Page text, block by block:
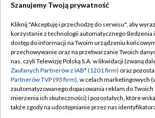
TVP
Abonament TVP
Emisja w TVP
Centrum informacji TVP
Naziemna Telewizja Cyfrowa
Regulamin TVP
Polityka prywatności
Moje zgody
Pomoc
Szanujemy Twoją prywatność
Kliknij "Akceptuję i przechodzę do serwisu", aby
korzystanie z technologii automatycznego śledzenia
dostęp do informacji na Twoim urządzeniu
przechowywanie oraz na przetwarzanie Twoich
nas, czyli Telewizję Polską S.A. w likwidacji (zwaną
Zaufanych Partnerów z IAB* (1201 firm) oraz
Partnerów TVP (93 firm), w celach marketingowych
zautomatyzowanego dopasowania reklam do
mierzenia ich skuteczności) i pozostałych, które
także zgody na udostępnianie przez nas